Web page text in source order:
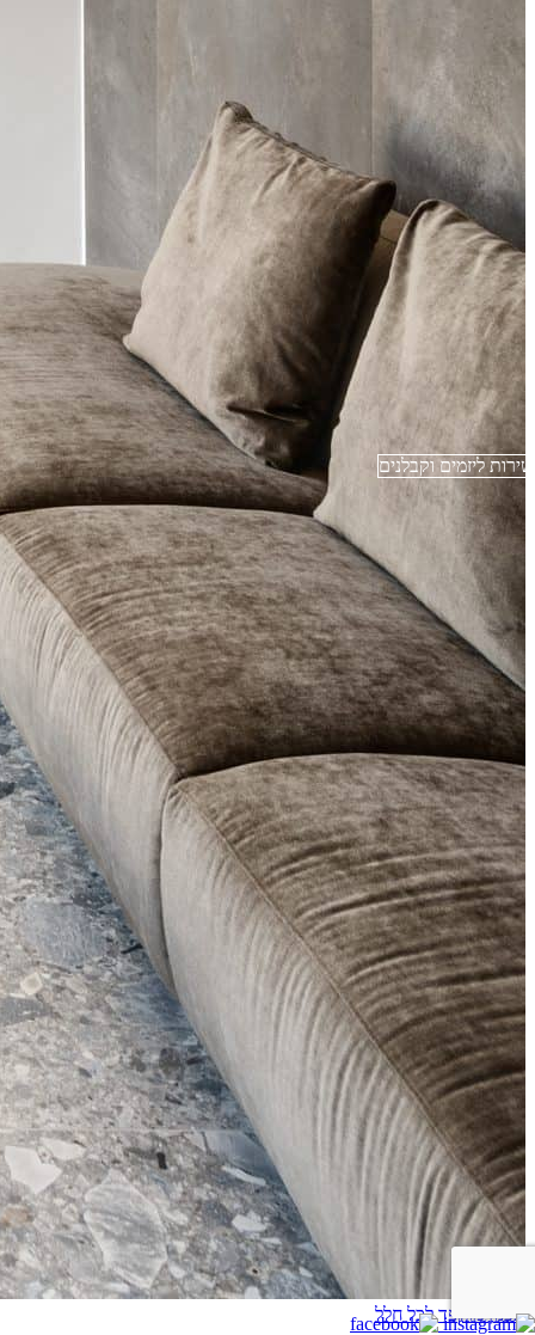
שירות ליזמים וקבלנים
תכנון מוקפד לכל חלל